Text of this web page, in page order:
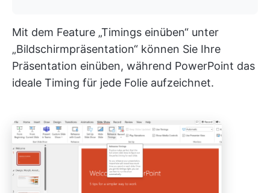
Mit dem Feature „Timings einüben“ unter
„Bildschirmpräsentation“ können Sie Ihre
Präsentation einüben, während PowerPoint das
ideale Timing für jede Folie aufzeichnet.